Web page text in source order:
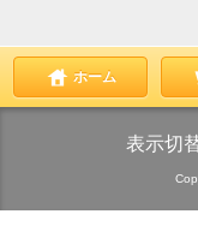
ホーム
表示切